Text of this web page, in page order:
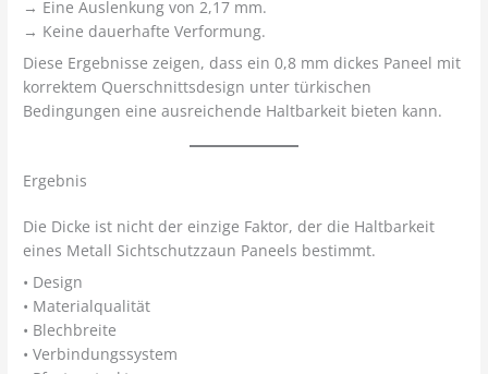
→ Eine Auslenkung von 2,17 mm.
→ Keine dauerhafte Verformung.
Diese Ergebnisse zeigen, dass ein 0,8 mm dickes Paneel mit
korrektem Querschnittsdesign unter türkischen
Bedingungen eine ausreichende Haltbarkeit bieten kann.
Ergebnis
Die Dicke ist nicht der einzige Faktor, der die Haltbarkeit
eines Metall Sichtschutzzaun Paneels bestimmt.
• Design
• Materialqualität
• Blechbreite
• Verbindungssystem